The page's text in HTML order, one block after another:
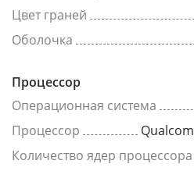
Цвет граней
Оболочка
Процессор
Операционная система
Процессор
Количество ядер процессора